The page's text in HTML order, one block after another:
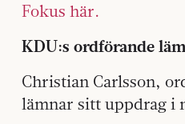
Fokus här.
KDU:s ordförande
Christian Carlsson,
lämnar sitt uppdrag i